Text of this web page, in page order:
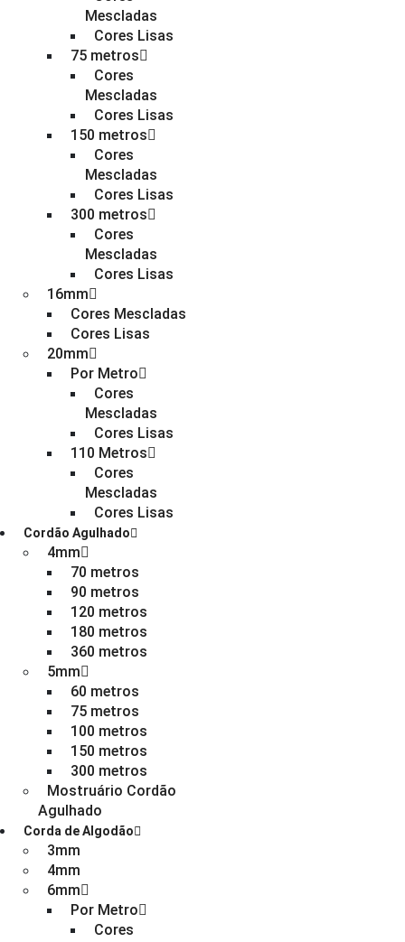
Mescladas
Cores Lisas
75 metros
Cores
Mescladas
Cores Lisas
150 metros
Cores
Mescladas
Cores Lisas
300 metros
Cores
Mescladas
Cores Lisas
16mm
Cores Mescladas
Cores Lisas
20mm
Por Metro
Cores
Mescladas
Cores Lisas
110 Metros
Cores
Mescladas
Cores Lisas
Cordão Agulhado
4mm
70 metros
90 metros
120 metros
180 metros
360 metros
5mm
60 metros
75 metros
100 metros
150 metros
300 metros
Mostruário Cordão
Agulhado
Corda de Algodão
3mm
4mm
6mm
Por Metro
Cores